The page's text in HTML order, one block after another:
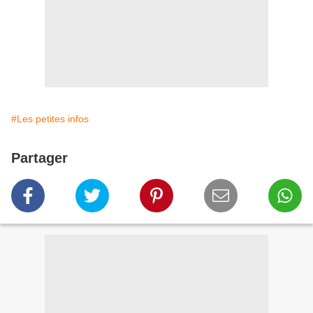
#Les petites infos
Partager